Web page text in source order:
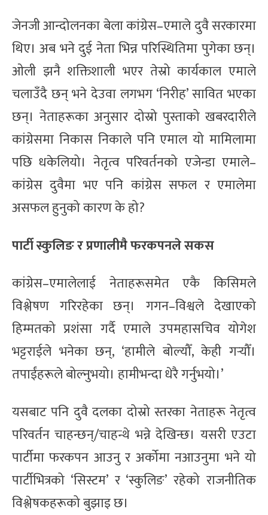
जेनजी आन्दोलनका बेला कांग्रेस–एमाले दुवै सरकारमा
थिए। अब भने दुई नेता भिन्न परिस्थितिमा पुगेका छन्।
ओली झनै शक्तिशाली भएर तेस्रो कार्यकाल एमाले
चलाउँदै छन् भने देउवा लगभग ‘निरीह’ सावित भएका
छन्। नेताहरूका अनुसार दोस्रो पुस्ताको खबरदारीले
कांग्रेसमा निकास निकाले पनि एमाल यो मामिलामा
पछि धकेलियो। नेतृत्व परिवर्तनको एजेन्डा एमाले–
कांग्रेस दुवैमा भए पनि कांग्रेस सफल र एमालेमा
असफल हुनुको कारण के हो?
पार्टी स्कुलिङ र प्रणालीमै फरकपनले सकस
कांग्रेस–एमालेलाई नेताहरूसमेत एकै किसिमले
विश्लेषण गरिरहेका छन्। गगन–विश्वले देखाएको
हिम्मतको प्रशंसा गर्दै एमाले उपमहासचिव योगेश
भट्टराईले भनेका छन्, ‘हामीले बोल्यौँ, केही गर्‍यौँ।
तपाईंहरूले बोल्नुभयो। हामीभन्दा धेरै गर्नुभयो।’
यसबाट पनि दुवै दलका दोस्रो स्तरका नेताहरू नेतृत्व
परिवर्तन चाहन्छन्/चाहन्थे भन्ने देखिन्छ। यसरी एउटा
पार्टीमा फरकपन आउनु र अर्कोमा नआउनुमा भने यो
पार्टीभित्रको ‘सिस्टम’ र ‘स्कुलिङ’ रहेको राजनीतिक
विश्लेषकहरूको बुझाइ छ।